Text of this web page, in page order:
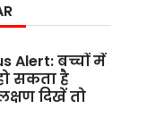
Alert: बच्चों में
सकता है
दिखें तो